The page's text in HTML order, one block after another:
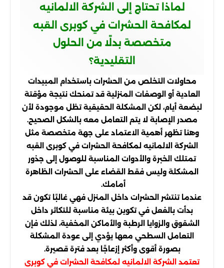
لماذا تحتاج إلى الشركة الالمانيه
لمكافحة الحشرات في كوبرى القبه
متخصصة بدلًا من الحلول
التقليدية؟
محاولات التخلص من الحشرات باستخدام المبيدات
العادية أو الوصفات المنزلية قد تمنحك نتيجة مؤقتة
لبضعة أيام، لكن المشكلة الحقيقية تظل موجودة لأن
مصدر الإصابة لا يتم التعامل معه بالشكل الصحيح.
وهنا تظهر أهمية الاعتماد على جهة متخصصة مثل
الشركة الالمانيه لمكافحة الحشرات في كوبرى القبه
تمتلك الخبرة والأدوات المناسبة للوصول إلى جذور
المشكلة وليس فقط القضاء على الحشرات الظاهرة
أمامك.
عندما تنتشر الحشرات داخل المنزل فهي غالبًا تكون قد
بدأت بالفعل في تكوين بيئة مناسبة للتكاثر داخل
الشقوق والزوايا الرطبة والأماكن المخفية، لذلك فإن
التعامل السطحي معها يؤدي إلى عودة المشكلة
بصورة أقوى وأكثر إزعاجًا بعد فترة قصيرة.
تعتمد الشركة الالمانيه لمكافحة الحشرات في كوبرى